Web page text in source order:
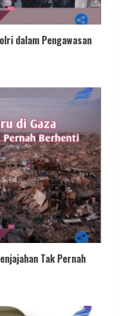
dalam Pengawasan
Tak Pernah